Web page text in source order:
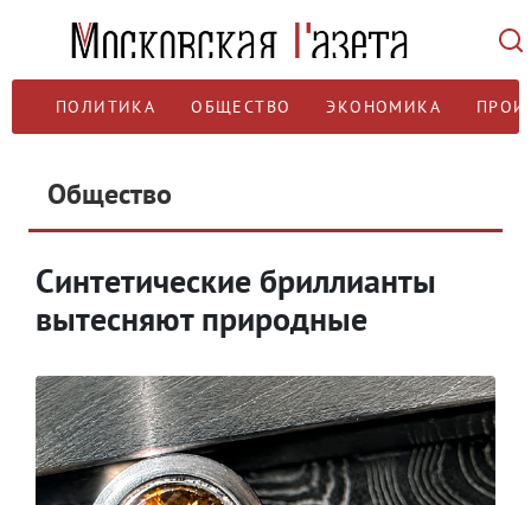
ПОЛИТИКА ОБЩЕСТВО ЭКОНОМИКА
Общество
Синтетические бриллианты
вытесняют природные